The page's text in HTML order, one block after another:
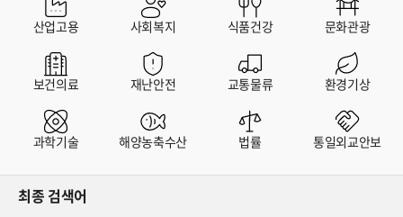
산업고용 사회복지 식품건강 문화관광
보건의료 재난안전 교통물류 환경기상
과학기술 해양농축수산 법률 통일외교안보
최종 검색어